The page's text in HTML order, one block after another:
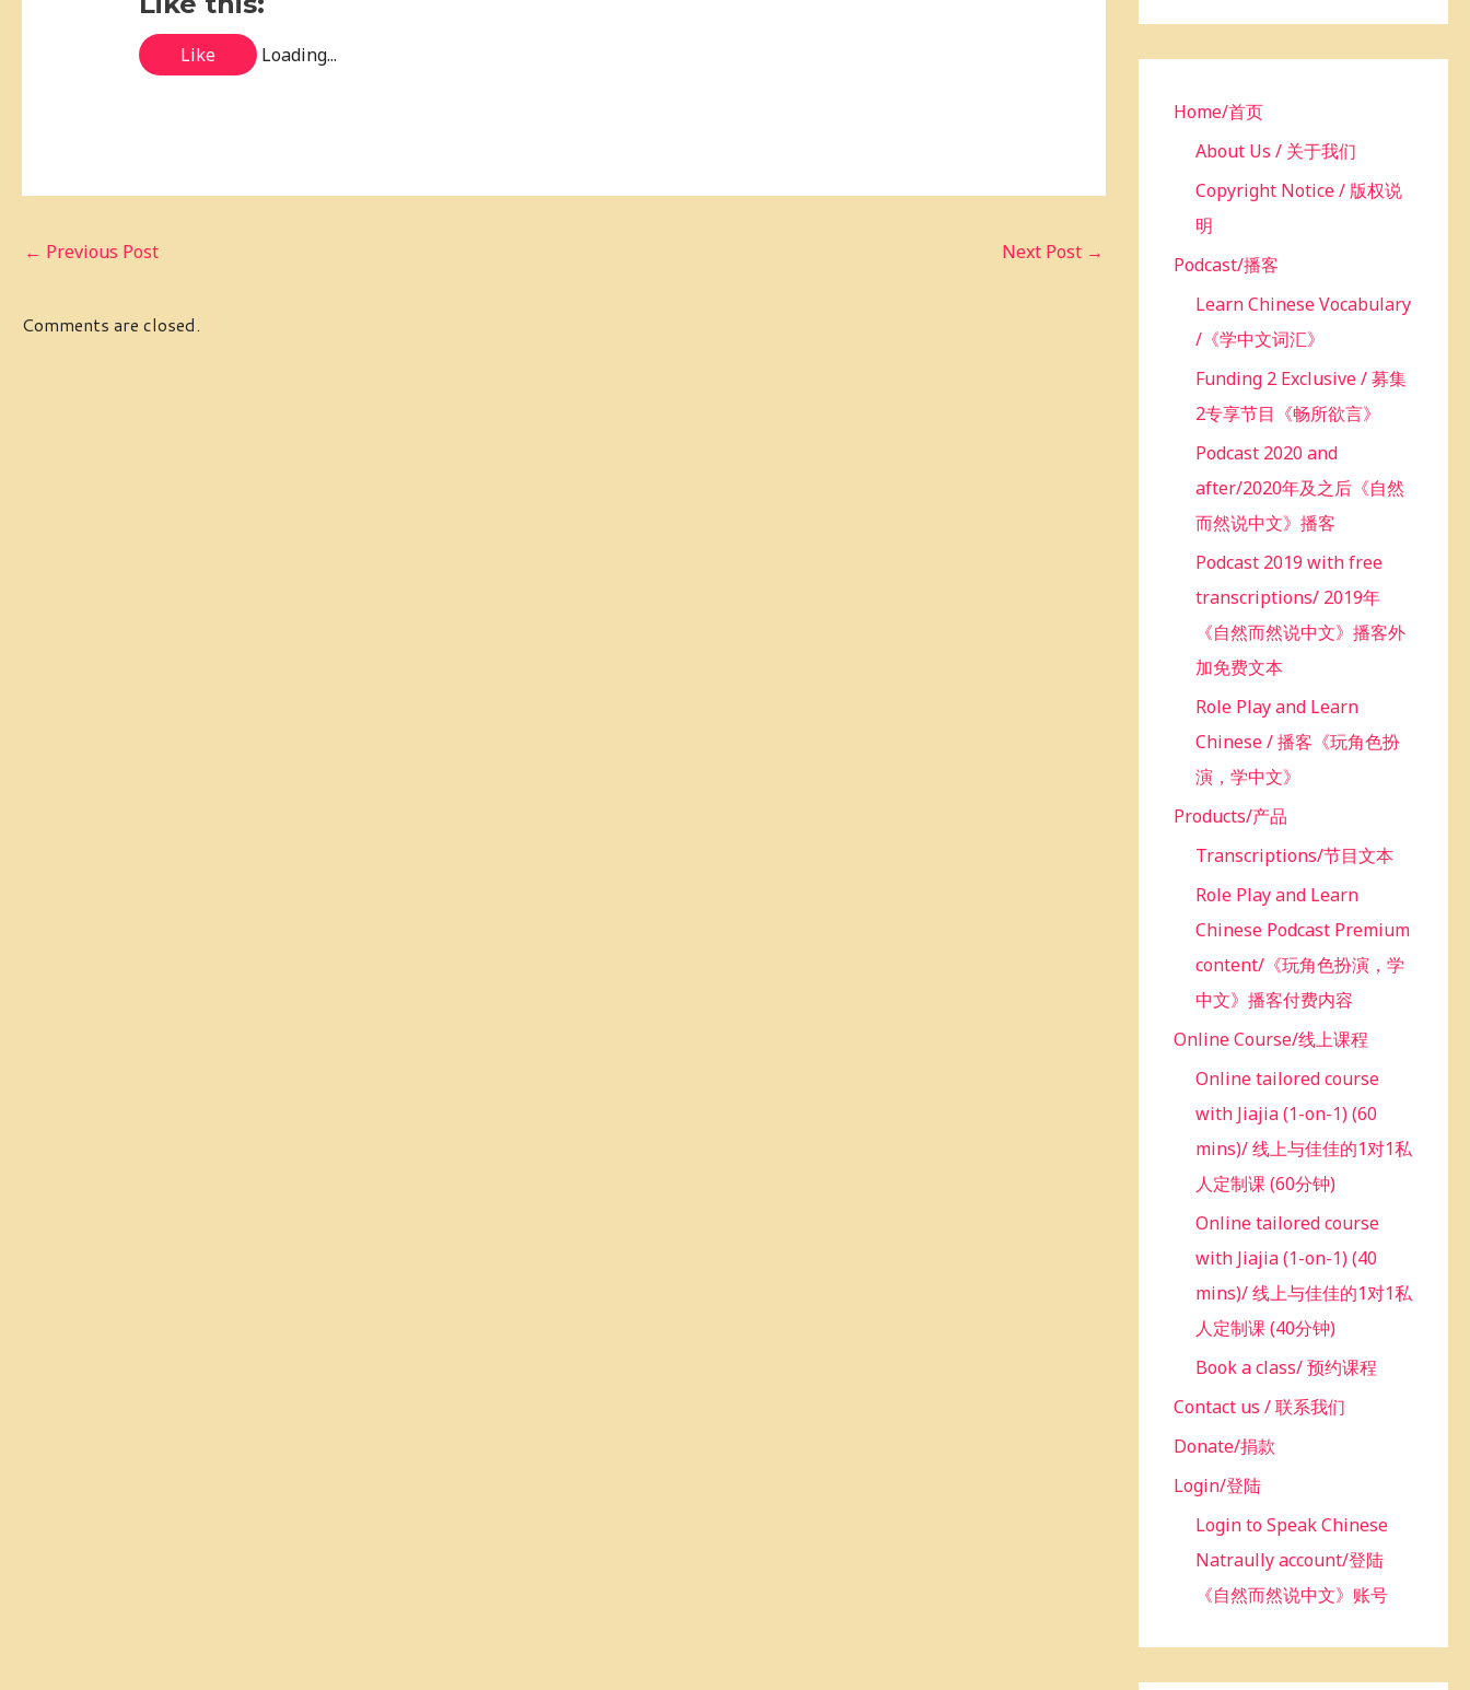
Like Loading...
← Previous Post Next Post →
Comments are closed.
r
Home/首页
About Us / 关于我们
Copyright Notice / 版权说
明
Podcast/播客
Learn Chinese Vocabulary
/《学中文词汇》
Funding 2 Exclusive / 募集
2专享节目《畅所欲言》
Podcast 2020 and
after/2020年及之后《自然
而然说中文》播客
Podcast 2019 with free
transcriptions/ 2019年
《自然而然说中文》播客外
加免费文本
Role Play and Learn
Chinese / 播客《玩角色扮
演，学中文》
Products/产品
Transcriptions/节目文本
Role Play and Learn
Chinese Podcast Premium
content/《玩角色扮演，学
中文》播客付费内容
Online Course/线上课程
Online tailored course
with Jiajia (1-on-1) (60
mins)/ 线上与佳佳的1对1私
人定制课 (60分钟)
Online tailored course
with Jiajia (1-on-1) (40
mins)/ 线上与佳佳的1对1私
人定制课 (40分钟)
Book a class/ 预约课程
Contact us / 联系我们
Donate/捐款
Login/登陆
Login to Speak Chinese
Natraully account/登陆
《自然而然说中文》账号